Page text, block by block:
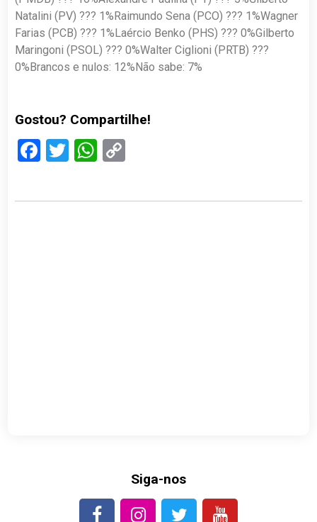
Natalini (PV) ??? 1%Raimundo Sena (PCO) ??? 1%Wagner
Farias (PCB) ??? 1%Laércio Benko (PHS) ??? 0%Gilberto
Maringoni (PSOL) ??? 0%Walter Ciglioni (PRTB) ???
0%Brancos e nulos: 12%Não sabe: 7%
Gostou? Compartilhe!
Facebook
TwitterWhatsApp
Siga-nos